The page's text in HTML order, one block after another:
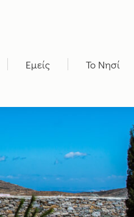
Εμείς Το Νησί